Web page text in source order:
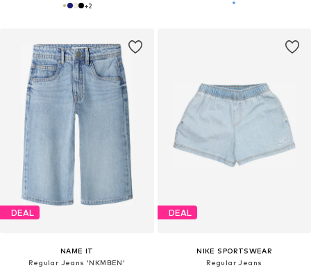
+2
DEAL
NAME IT
Regular Jeans 'NKMBEN'
DEAL
NIKE SPORTSWEAR
Regular Jeans